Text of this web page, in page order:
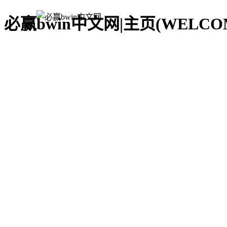
必赢bwin中文网|主页